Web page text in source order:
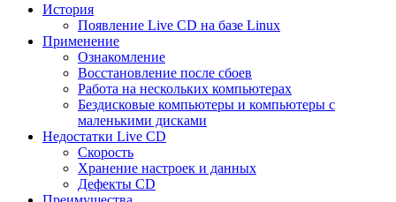
История
Появление Live CD на базе Linux
Применение
Ознакомление
Восстановление после сбоев
Работа на нескольких компьютерах
Бездисковые компьютеры и компьютеры с
маленькими дисками
Недостатки Live CD
Скорость
Хранение настроек и данных
Дефекты CD